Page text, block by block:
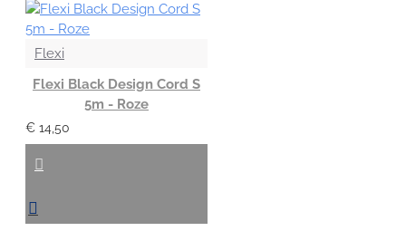
Flexi
Flexi Black Design Cord S
5m - Roze
€ 14,50